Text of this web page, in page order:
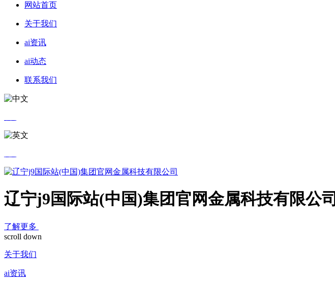
网站首页
关于我们
ai资讯
ai动态
联系我们
辽宁j9国际站(中国)集团官网金属科技有限公司
了解更多
scroll down
关于我们
ai资讯